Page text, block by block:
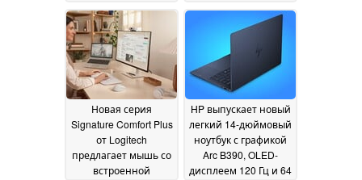
29 May 2026 29 May 2026
Новая серия
Signature Comfort Plus
от Logitech
предлагает мышь со
встроенной
HP выпускает новый
легкий 14-дюймовый
ноутбук с графикой
Arc B390, OLED-
дисплеем 120 Гц и 64